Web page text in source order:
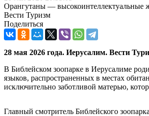
Орангутаны — высокоинтеллектуальные
Вести Туризм
Поделиться
28 мая 2026 года. Иерусалим. Вести
В Библейском зоопарке в Иерусалиме
языков, распространенных в местах
исключительно заботливой матерью,
Главный смотритель Библейского